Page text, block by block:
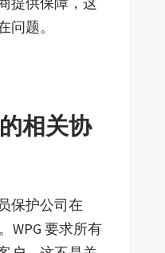
问题。
的相关协
保护公司在
WPG 要求所有